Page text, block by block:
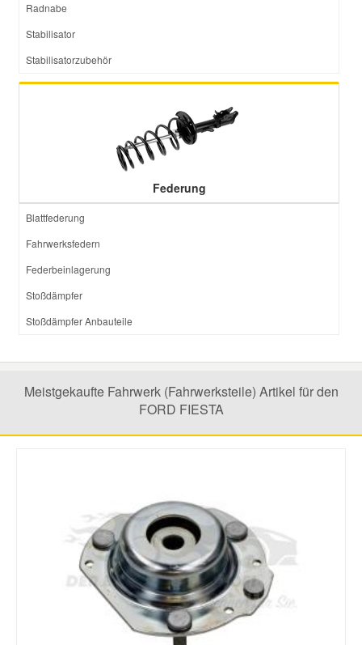
Radnabe
Stabilisator
Stabilisatorzubehör
Federung
Blattfederung
Fahrwerksfedern
Federbeinlagerung
Stoßdämpfer
Stoßdämpfer Anbauteile
Meistgekaufte Fahrwerk (Fahrwerksteile) Artikel für den
FORD FIESTA